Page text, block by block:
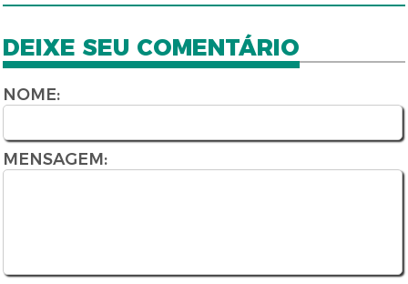
DEIXE SEU COMENTÁRIO
NOME:
MENSAGEM: